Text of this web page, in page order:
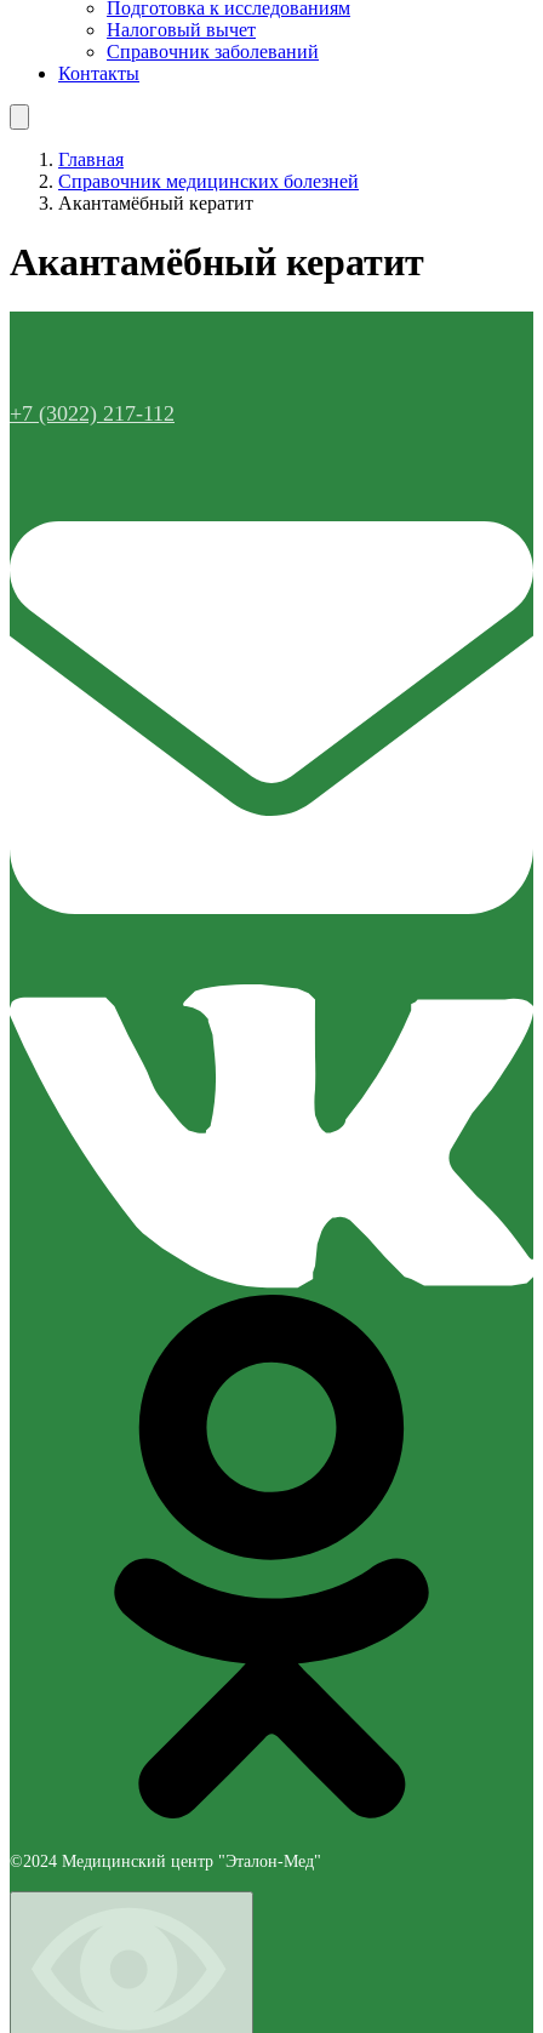
Подготовка к исследованиям
Налоговый вычет
Справочник заболеваний
Контакты
Главная
Справочник медицинских болезней
Акантамёбный кератит
Акантамёбный кератит
+7 (3022) 217-112
©2024 Медицинский центр "Эталон-Мед"